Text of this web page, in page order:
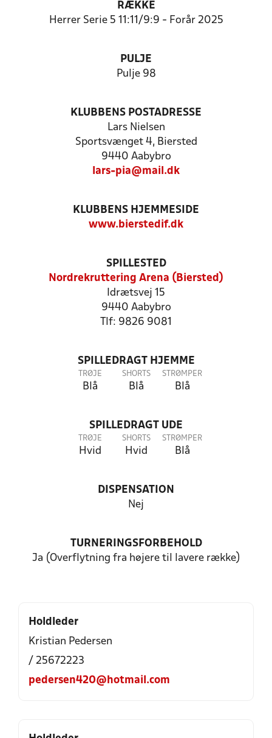
RÆKKE
Herrer Serie 5 11:11/9:9 - Forår 2025
PULJE
Pulje 98
KLUBBENS POSTADRESSE
Lars Nielsen
Sportsvænget 4, Biersted
9440 Aabybro
lars-pia@mail.dk
KLUBBENS HJEMMESIDE
www.bierstedif.dk
SPILLESTED
Nordrekruttering Arena (Biersted)
Idrætsvej 15
9440 Aabybro
Tlf: 9826 9081
SPILLEDRAGT HJEMME
TRØJE
Blå
SHORTS
Blå
STRØMPER
Blå
SPILLEDRAGT UDE
TRØJE
Hvid
SHORTS
Hvid
STRØMPER
Blå
DISPENSATION
Nej
TURNERINGSFORBEHOLD
Ja (Overflytning fra højere til lavere række)
Holdleder
Kristian Pedersen
/ 25672223
pedersen420@hotmail.com